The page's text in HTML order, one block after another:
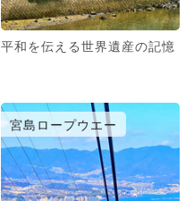
平和を伝える世界遺産の記憶
宮島ロープウエー